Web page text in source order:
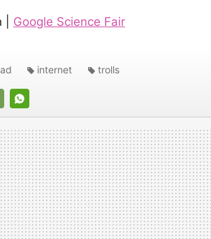
| Google Science Fair
WHATSAPP
internet trolls